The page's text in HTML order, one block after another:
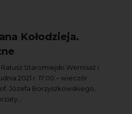
Kołodzieja.
Staromiejski Wernisaż i
2021 r. 17:00 – wieczór
Józefa Borzyszkowskiego,